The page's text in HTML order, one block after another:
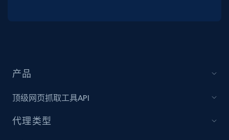
产品
顶级网页抓取工具API
代理类型